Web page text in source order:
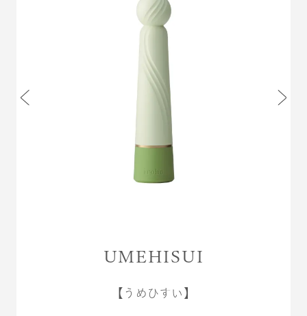
UMEHISUI
【うめひすい】